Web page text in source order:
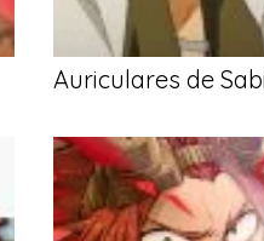
Auriculares de